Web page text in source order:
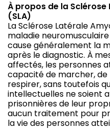
À propos de la
(SLA)
La Sclérose Latérale
maladie
cause généralement la
après le diagnostic. À
affectés, les personnes
capacité de marcher,
respirer, sans toutefois
intellectuelles ne soient
prisonnières de leur
aucun traitement pour
la vie des personnes